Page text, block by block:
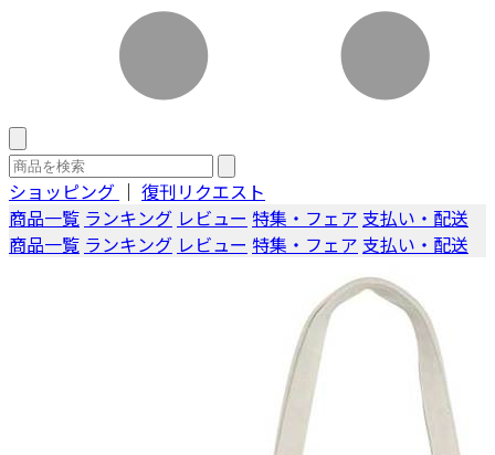
ショッピング ｜ 復刊リクエスト
商品一覧 ランキング レビュー 特集・フェア 支払い・配送
商品一覧 ランキング レビュー 特集・フェア 支払い・配送